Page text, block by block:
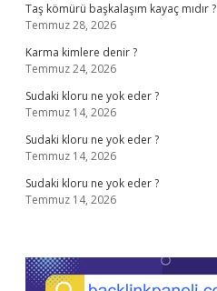
Taş kömürü başkalaşım kayaç mıdır ?
Temmuz 28, 2026
Karma kimlere denir ?
Temmuz 24, 2026
Sudaki kloru ne yok eder ?
Temmuz 14, 2026
Sudaki kloru ne yok eder ?
Temmuz 14, 2026
Sudaki kloru ne yok eder ?
Temmuz 14, 2026